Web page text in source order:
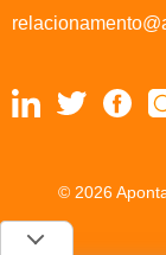
© 2026